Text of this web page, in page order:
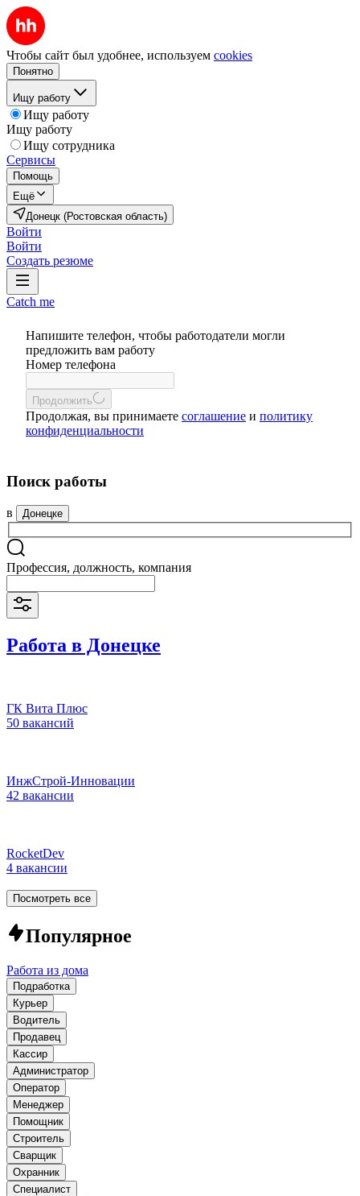
Чтобы сайт был удобнее, используем cookies
Понятно
Ищу работу
Ищу работу
Ищу работу
Ищу сотрудника
Сервисы
Помощь
Ещё
Донецк (Ростовская область)
Войти
Войти
Создать резюме
Catch me
Напишите телефон, чтобы работодатели могли
предложить вам работу
Номер телефона
Продолжить
Продолжая, вы принимаете соглашение и политику
конфиденциальности
Поиск работы
в Донецке
Профессия, должность, компания
Работа в Донецке
ГК Вита Плюс
50 вакансий
ИнжСтрой-Инновации
42 вакансии
RocketDev
4 вакансии
Посмотреть все
Популярное
Работа из дома
Подработка
Курьер
Водитель
Продавец
Кассир
Администратор
Оператор
Менеджер
Помощник
Строитель
Сварщик
Охранник
Специалист